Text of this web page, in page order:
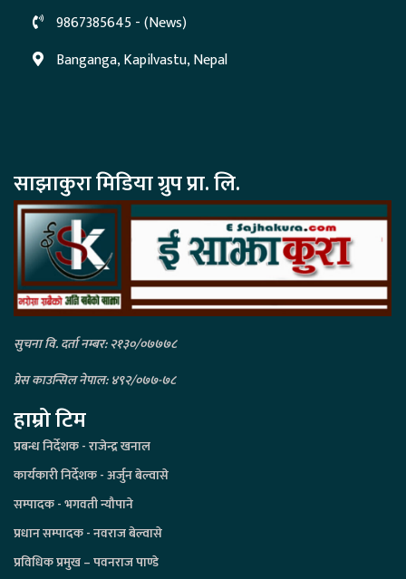
9867385645 - (News)
Banganga, Kapilvastu, Nepal
साझाकुरा मिडिया ग्रुप प्रा. लि.
सुचना वि. दर्ता नम्बर: २१३०/०७७७८
प्रेस काउन्सिल नेपाल: ४९२/०७७-७८
हाम्रो टिम
प्रबन्ध निर्देशक - राजेन्द्र खनाल
कार्यकारी निर्देशक - अर्जुन बेल्वासे
सम्पादक - भगवती न्यौपाने
प्रधान सम्पादक - नवराज बेल्वासे
प्रविधिक प्रमुख – पवनराज पाण्डे